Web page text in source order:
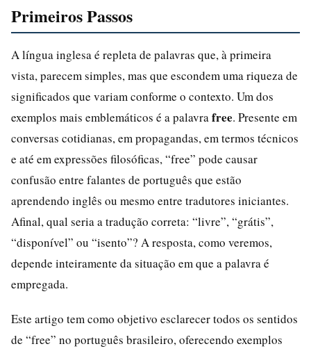
Primeiros Passos
A língua inglesa é repleta de palavras que, à primeira
vista, parecem simples, mas que escondem uma riqueza de
significados que variam conforme o contexto. Um dos
exemplos mais emblemáticos é a palavra free. Presente em
conversas cotidianas, em propagandas, em termos técnicos
e até em expressões filosóficas, “free” pode causar
confusão entre falantes de português que estão
aprendendo inglês ou mesmo entre tradutores iniciantes.
Afinal, qual seria a tradução correta: “livre”, “grátis”,
“disponível” ou “isento”? A resposta, como veremos,
depende inteiramente da situação em que a palavra é
empregada.
Este artigo tem como objetivo esclarecer todos os sentidos
de “free” no português brasileiro, oferecendo exemplos